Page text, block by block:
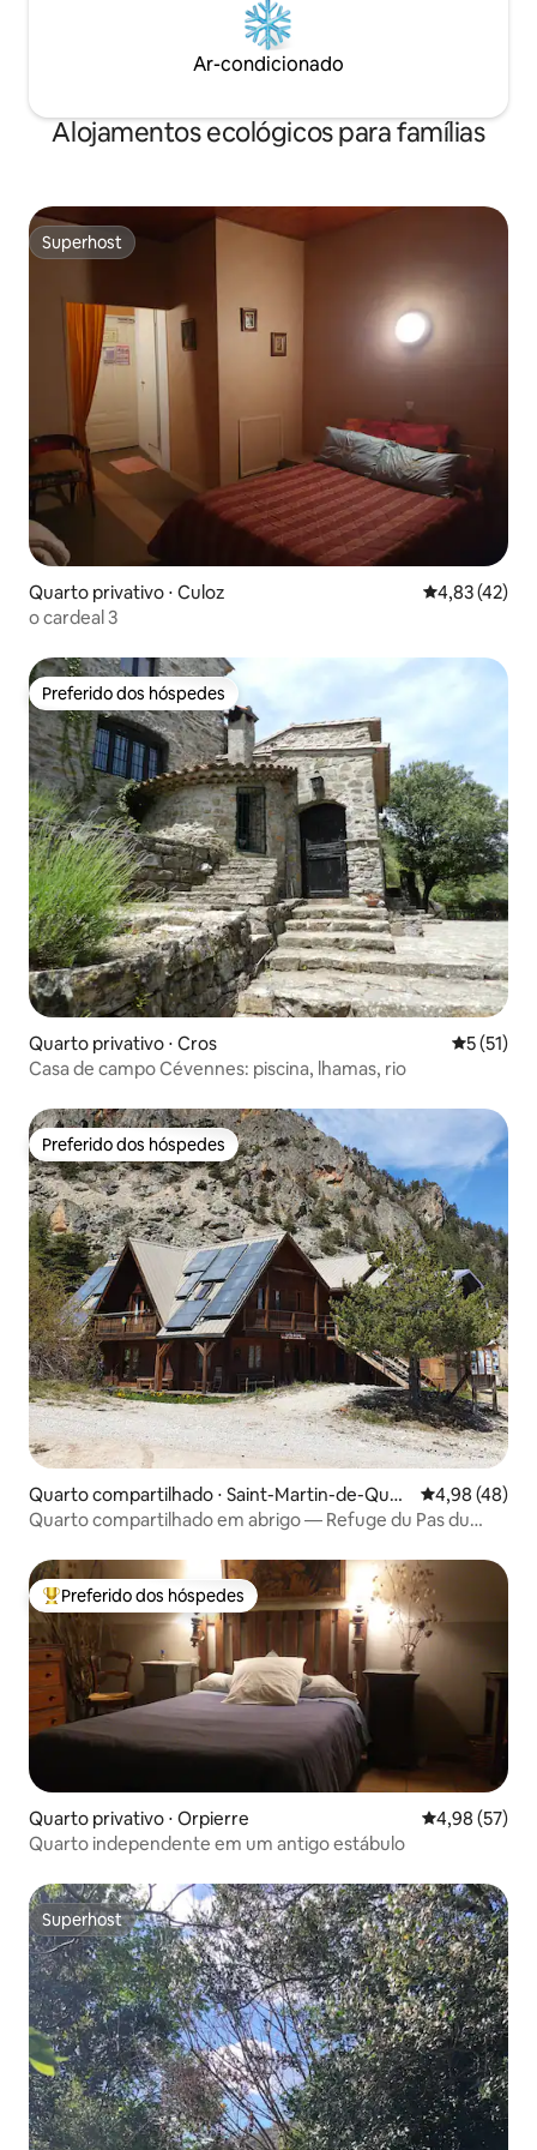
Ar-condicionado
Alojamentos ecológicos para famílias
Superhost
Superhost
Quarto privativo ⋅ Culoz 4,83 de uma
4,83 (42)
o cardeal 3
Preferido dos hóspedes
Preferido dos hóspedes
Quarto privativo ⋅ Cros 5 de uma
5 (51)
Casa de campo Cévennes: piscina, lhamas, rio
Preferido dos hóspedes
Preferido dos hóspedes
Quarto compartilhado ⋅ Saint-Martin-de-Quey
rières
4,98 de uma
4,98 (48)
Quarto compartilhado em abrigo — Refuge du Pas du
Entre os melhores preferidos dos hóspedes
Preferido dos hóspedes
Quarto privativo ⋅ Orpierre 4,98 de uma
4,98 (57)
Quarto independente em um antigo estábulo
Superhost
Superhost